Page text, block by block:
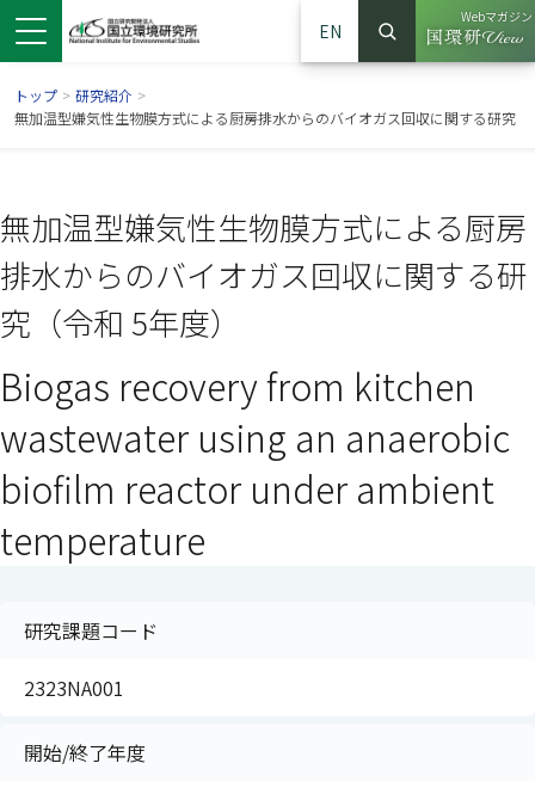
ウで開きます）
ンドウで開きます）
ウインドウで開きます）
EN
サイト内検索
検索
Webマガジン
（別ウイ
トップ > 研究紹介 >
無加温型嫌気性生物膜方式による厨房排水からのバイオガス回収に関する研究
無加温型嫌気性生物膜方式による厨房
排水からのバイオガス回収に関する研
究（令和 5年度）
Biogas recovery from kitchen
wastewater using an anaerobic
biofilm reactor under ambient
temperature
研究課題コード
2323NA001
開始/終了年度